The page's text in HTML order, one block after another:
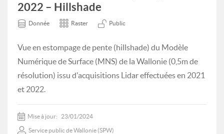
2022 – Hillshade
Donnée Raster Public
Vue en estompage de pente (hillshade) du Modèle
Numérique de Surface (MNS) de la Wallonie (0,5m de
résolution) issu d'acquisitions Lidar effectuées en 2021
et 2022.
Mise à jour: 23/01/2024
Service public de Wallonie (SPW)